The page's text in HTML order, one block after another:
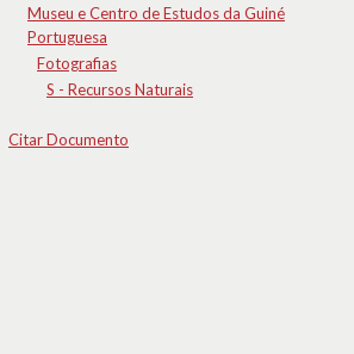
Museu e Centro de Estudos da Guiné
Portuguesa
Fotografias
S - Recursos Naturais
Citar Documento